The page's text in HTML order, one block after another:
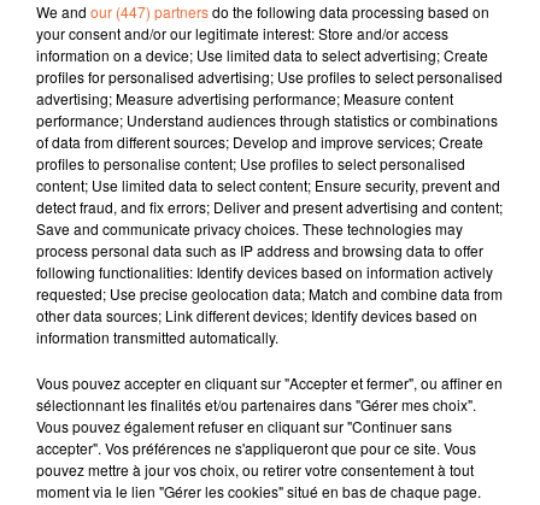
JOURNAL DU MARDI 24 JANVIER ( MIDI )
Patrice Bémanangy
L'info près de chez vous.
22 postes d'enseignants en moins dans le premier
degré à la rentrée prochaine. La FSU regrette une
logique purement comptable.
Le télétravail au coeur de la future plénière du Club des
Entreprises du Bocage Bressuirais le jeudi 2 février à
Mauléon ( photo ).
Un échange éducatif et musical franco brésilien toute
cette semaine à Thouars dans le cadre du dispositif
Démos.
Un prodige du piano ce jeudi soir à Bressuire. Thomas
Enhco, pianiste et compositeur de jazz et de musique
classique se produira au Théatre.
Le retour de la coupe d'europe ce soir à la Meilleraie.
We and our (447) partnersdo the following data processing based on
your consent and/or our legitimate interest: Store and/or access
information on a device; Use limited data to select advertising; Create
profiles for personalised advertising; Use profiles to select personalised
advertising; Measure advertising performance; Measure content
performance; Understand audiences through statistics or combinations
of data from different sources; Develop and improve services; Create
profiles to personalise content; Use profiles to select personalised
content; Use limited data to select content; Ensure security, prevent and
detect fraud, and fix errors; Deliver and present advertising and content;
Save and communicate privacy choices. These technologies may
process personal data such as IP address and browsing data to offer
following functionalities: Identify devices based on information actively
requested; Use precise geolocation data; Match and combine data from
other data sources; Link different devices; Identify devices based on
information transmitted automatically.
Vous pouvez accepter en cliquant sur "Accepter et fermer", ou affiner en
sélectionnant les finalités et/ou partenaires dans "Gérer mes choix".
Vous pouvez également refuser en cliquant sur "Continuer sans
accepter". Vos préférences ne s'appliqueront que pour ce site. Vous
pouvez mettre à jour vos choix, ou retirer votre consentement à tout
moment via le lien "Gérer les cookies" situé en bas de chaque page.